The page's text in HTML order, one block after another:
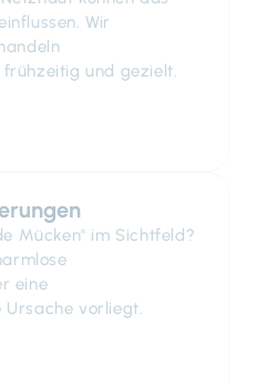
Wir
und gezielt.
Mücken" im Sichtfeld?
eine
vorliegt.